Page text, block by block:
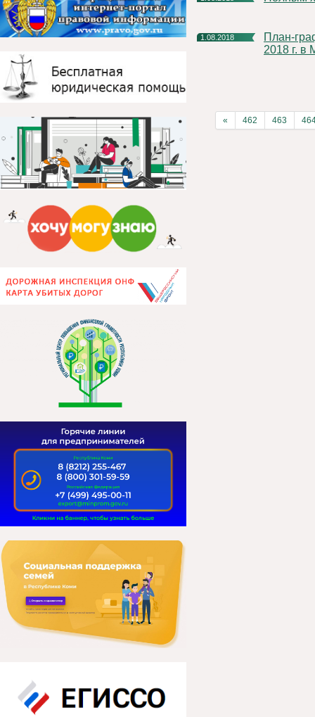
1.08.2018
План-график акции «День открытых дверей» с 1 по 31 августа
2018 г. в
« 462 463